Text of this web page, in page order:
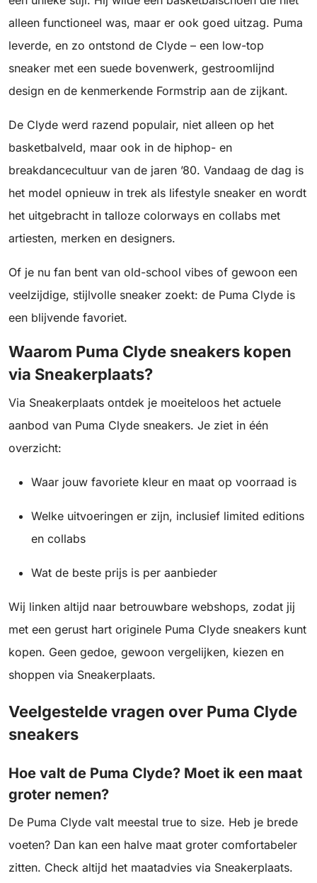
alleen functioneel was, maar er ook goed uitzag. Puma
leverde, en zo ontstond de Clyde – een low-top
sneaker met een suede bovenwerk, gestroomlijnd
design en de kenmerkende Formstrip aan de zijkant.
De Clyde werd razend populair, niet alleen op het
basketbalveld, maar ook in de hiphop- en
breakdancecultuur van de jaren ’80. Vandaag de dag is
het model opnieuw in trek als lifestyle sneaker en wordt
het uitgebracht in talloze colorways en collabs met
artiesten, merken en designers.
Of je nu fan bent van old-school vibes of gewoon een
veelzijdige, stijlvolle sneaker zoekt: de Puma Clyde is
een blijvende favoriet.
Waarom Puma Clyde sneakers kopen
via Sneakerplaats?
Via Sneakerplaats ontdek je moeiteloos het actuele
aanbod van Puma Clyde sneakers. Je ziet in één
overzicht:
Waar jouw favoriete kleur en maat op voorraad is
Welke uitvoeringen er zijn, inclusief limited editions
en collabs
Wat de beste prijs is per aanbieder
Wij linken altijd naar betrouwbare webshops, zodat jij
met een gerust hart originele Puma Clyde sneakers kunt
kopen. Geen gedoe, gewoon vergelijken, kiezen en
shoppen via Sneakerplaats.
Veelgestelde vragen over Puma Clyde
sneakers
Hoe valt de Puma Clyde? Moet ik een maat
groter nemen?
De Puma Clyde valt meestal true to size. Heb je brede
voeten? Dan kan een halve maat groter comfortabeler
zitten. Check altijd het maatadvies via Sneakerplaats.